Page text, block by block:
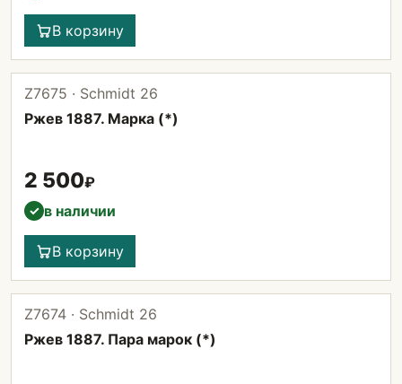
В корзину
Z7675 · Schmidt 26
Ржев 1887. Марка (*)
2 500₽
✓ в наличии
В корзину
Z7674 · Schmidt 26
Ржев 1887. Пара марок (*)